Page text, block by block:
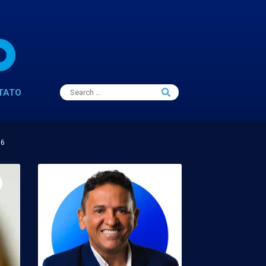
Search
for:
Search